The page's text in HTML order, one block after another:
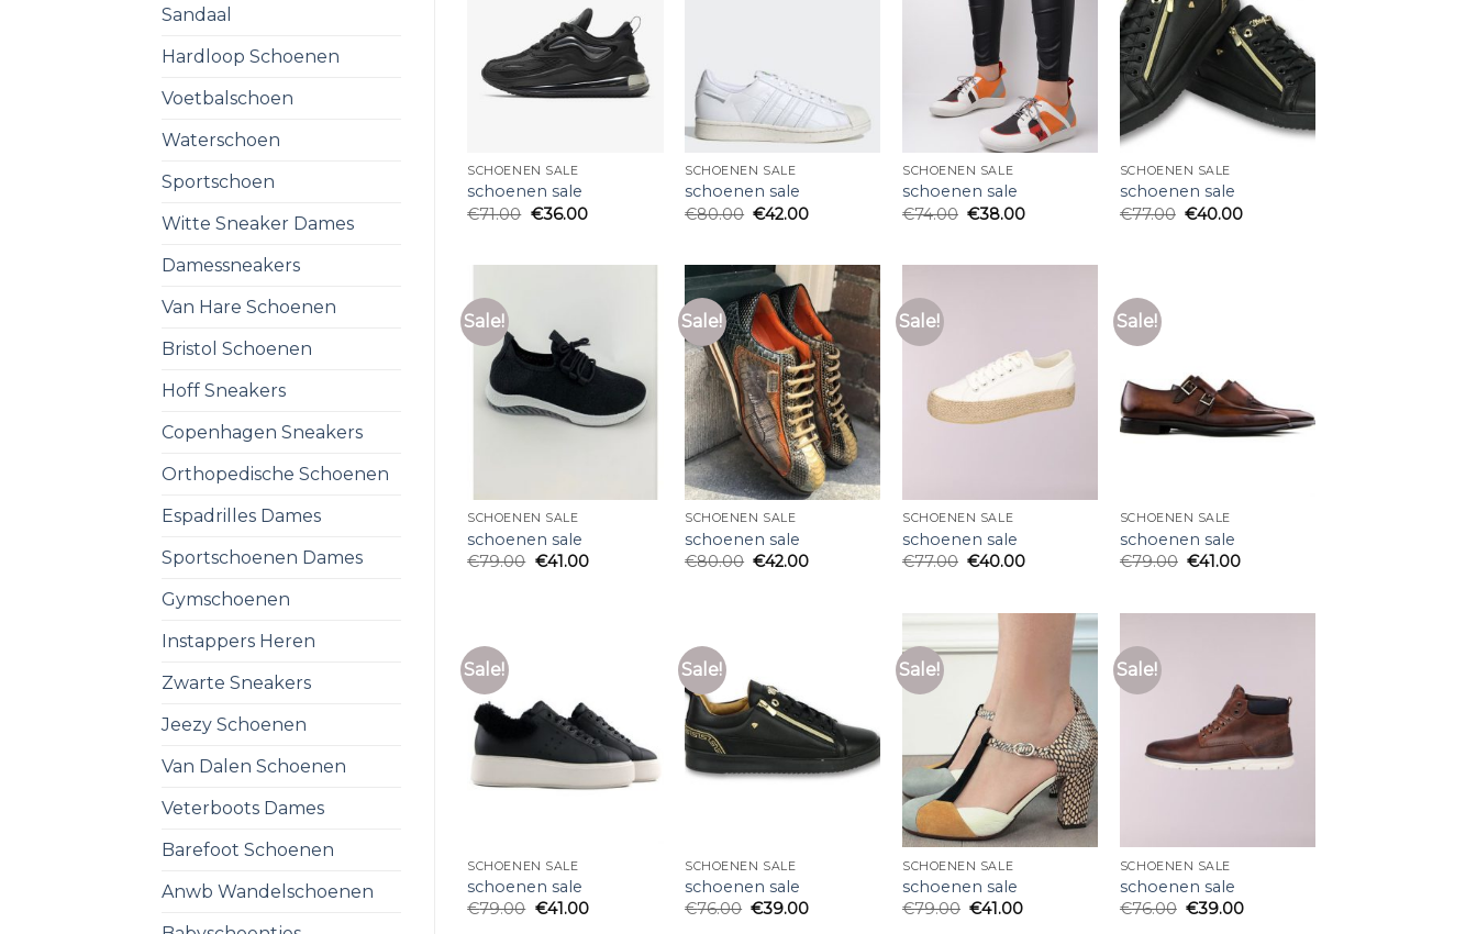
Sandaal
Hardloop Schoenen
Voetbalschoen
Waterschoen
Sportschoen
Witte Sneaker Dames
Damessneakers
Van Hare Schoenen
Bristol Schoenen
Hoff Sneakers
Copenhagen Sneakers
Orthopedische Schoenen
Espadrilles Dames
Sportschoenen Dames
Gymschoenen
Instappers Heren
Zwarte Sneakers
Jeezy Schoenen
Van Dalen Schoenen
Veterboots Dames
Barefoot Schoenen
Anwb Wandelschoenen
SCHOENEN SALE
schoenen sale
€71.00 €36.00
SCHOENEN SALE
schoenen sale
€80.00 €42.00
SCHOENEN SALE
schoenen sale
€74.00 €38.00
SCHOENEN SALE
schoenen sale
€77.00 €40.00
Sale!
SCHOENEN SALE
schoenen sale
€79.00 €41.00
Sale!
SCHOENEN SALE
schoenen sale
€80.00 €42.00
Sale!
SCHOENEN SALE
schoenen sale
€77.00 €40.00
Sale!
SCHOENEN SALE
schoenen sale
€79.00 €41.00
Sale!
SCHOENEN SALE
schoenen sale
€79.00 €41.00
Sale!
SCHOENEN SALE
schoenen sale
€76.00 €39.00
Sale!
SCHOENEN SALE
schoenen sale
€79.00 €41.00
Sale!
SCHOENEN SALE
schoenen sale
€76.00 €39.00